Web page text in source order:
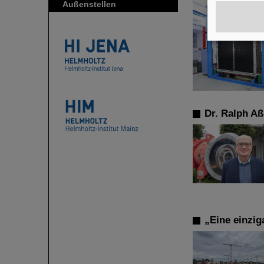
Außenstellen
Dr. Ralph
„Eine